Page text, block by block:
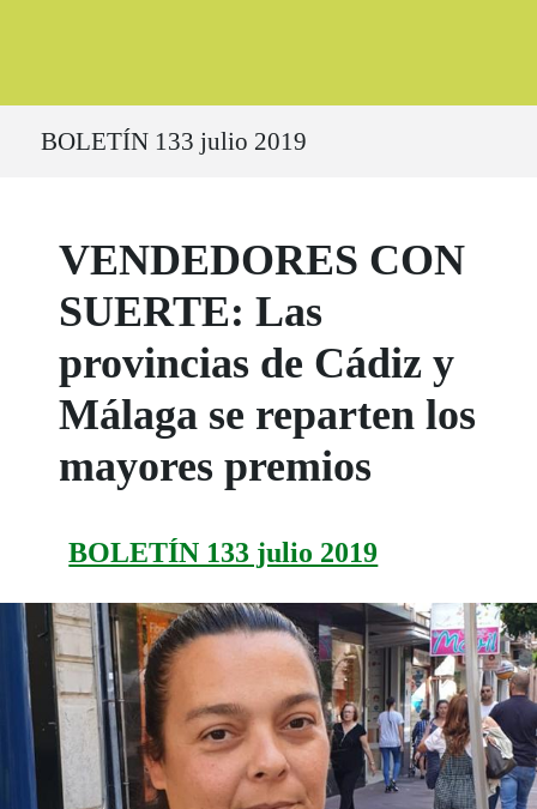
BOLETÍN 133 julio 2019
VENDEDORES CON
SUERTE: Las
provincias de Cádiz y
Málaga se reparten los
mayores premios
BOLETÍN 133 julio 2019